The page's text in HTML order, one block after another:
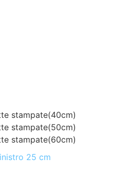
stampate(40cm)
stampate(50cm)
stampate(60cm)
25 cm